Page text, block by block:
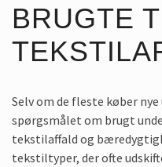
BRUGTE
Selv om de fleste køber
spørgsmålet om brugt
tekstilaffald og
tekstiltyper, der ofte